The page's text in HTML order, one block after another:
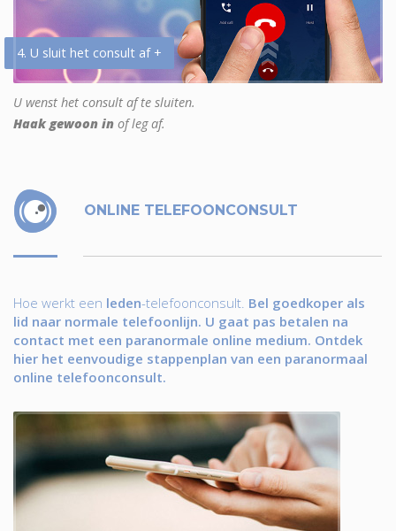
4. U sluit het consult af +
U wenst het consult af te sluiten.
Haak gewoon in of leg af.
ONLINE TELEFOONCONSULT
Hoe werkt een leden-telefoonconsult. Bel goedkoper als
lid naar normale telefoonlijn. U gaat pas betalen na
contact met een paranormale online medium. Ontdek
hier het eenvoudige stappenplan van een paranormaal
online telefoonconsult.